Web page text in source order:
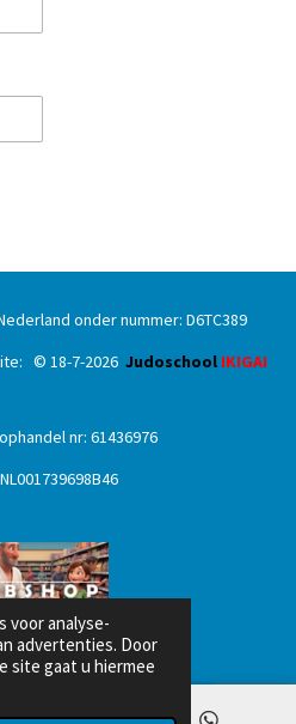
voor analyse-
advertenties. Door
site gaat u hiermee
onder nummer: D6TC389
© 18-7-2026 Judoschool IKIGAI
nr: 61436976